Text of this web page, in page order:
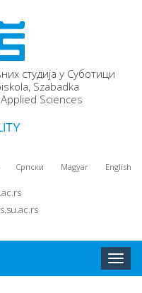
студија у Суботици
Szabadka
Sciences
Српски Magyar English
Toggle